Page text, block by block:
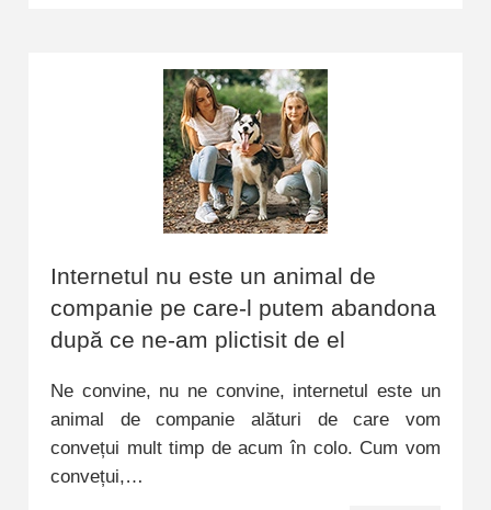
Internetul nu este un animal de
companie pe care-l putem abandona
după ce ne-am plictisit de el
Ne convine, nu ne convine, internetul este un
animal de companie alături de care vom
convețui mult timp de acum în colo. Cum vom
convețui,…